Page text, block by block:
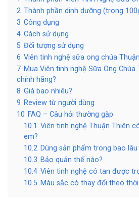
2 Thành phần dinh dưỡng (trong
3 Công dụng
4 Cách sử dụng
5 Đối tượng sử dụng
6 Viên tinh nghệ sữa ong chúa
7 Mua Viên tinh nghệ Sữa Ong
chính hãng?
8 Giá bao nhiêu?
9 Review từ người dùng
10 FAQ – Câu hỏi thường gặp
10.1 Viên tinh nghệ Thuận Thiên
em?
10.2 Dùng sản phẩm trong bao
10.3 Bảo quản thế nào?
10.4 Viên tinh nghệ có tan được
10.5 Màu sắc có thay đổi theo thời